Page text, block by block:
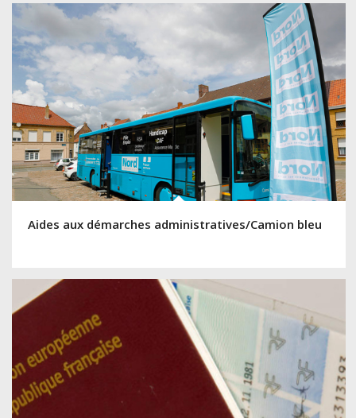
Aides aux démarches administratives/Camion bleu